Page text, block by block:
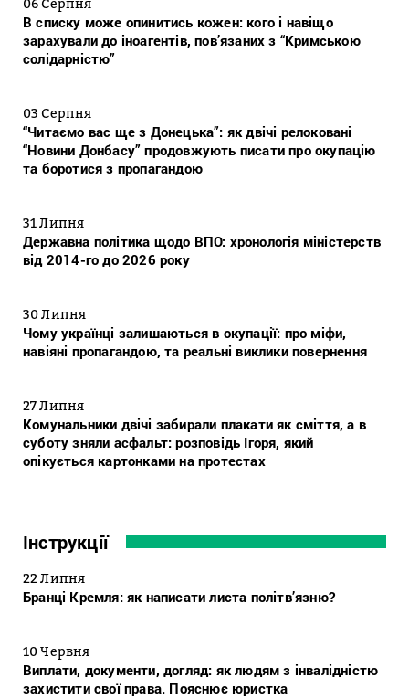
06 Серпня
В списку може опинитись кожен: кого і навіщо
зарахували до іноагентів, пов’язаних з “Кримською
солідарністю”
03 Серпня
“Читаємо вас ще з Донецька”: як двічі релоковані
“Новини Донбасу” продовжують писати про окупацію
та боротися з пропагандою
31 Липня
Державна політика щодо ВПО: хронологія міністерств
від 2014-го до 2026 року
30 Липня
Чому українці залишаються в окупації: про міфи,
навіяні пропагандою, та реальні виклики повернення
27 Липня
Комунальники двічі забирали плакати як сміття, а в
суботу зняли асфальт: розповідь Ігоря, який
опікується картонками на протестах
Інструкції
22 Липня
Бранці Кремля: як написати листа політв’язню?
10 Червня
Виплати, документи, догляд: як людям з інвалідністю
захистити свої права. Пояснює юристка